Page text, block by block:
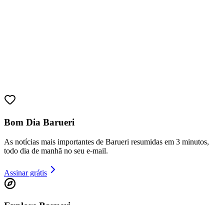
Goiás
Bom Dia Barueri
As notícias mais importantes de Barueri resumidas em 3 minutos,
todo dia de manhã no seu e-mail.
Assinar grátis